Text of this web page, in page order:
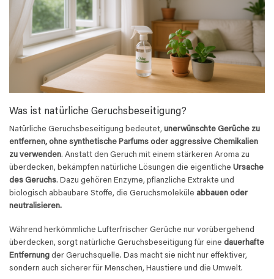
Was ist natürliche Geruchsbeseitigung?
Natürliche Geruchsbeseitigung bedeutet, unerwünschte Gerüche zu
entfernen, ohne synthetische Parfums oder aggressive Chemikalien
zu verwenden. Anstatt den Geruch mit einem stärkeren Aroma zu
überdecken, bekämpfen natürliche Lösungen die eigentliche Ursache
des Geruchs. Dazu gehören Enzyme, pflanzliche Extrakte und
biologisch abbaubare Stoffe, die Geruchsmoleküle abbauen oder
neutralisieren.
Während herkömmliche Lufterfrischer Gerüche nur vorübergehend
überdecken, sorgt natürliche Geruchsbeseitigung für eine dauerhafte
Entfernung der Geruchsquelle. Das macht sie nicht nur effektiver,
sondern auch sicherer für Menschen, Haustiere und die Umwelt.